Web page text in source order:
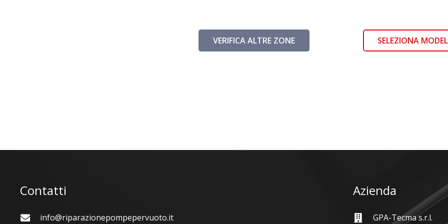
VERIFICA ALTRE ZONE SELEZIONA
Contatti
info@riparazionepompepervuoto.it
Azienda
GPA-Tecma s.r.l.